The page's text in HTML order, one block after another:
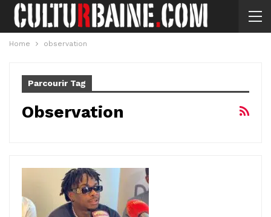
Home observation
Parcourir Tag
Observation